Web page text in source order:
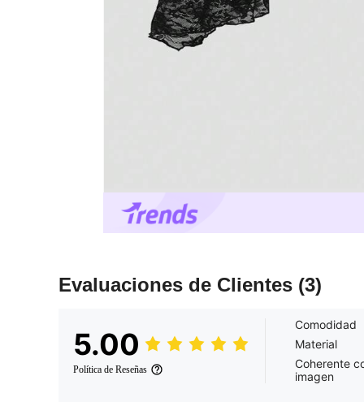
Evaluaciones de Clientes (3)
5.00
Política de Reseñas
Comodidad
Material
Coherente
imagen